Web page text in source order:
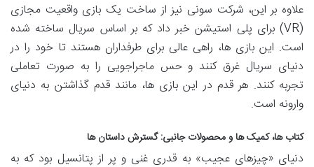
علاوه بر این، شرکت سونی نیز از ساخت یک بازی واقعیت مجازی
(VR) برای پلی استیشن خبر داد که بر اساس سریال ساخته شده
است. این بازی ها، راهی عالی برای طرفداران هستند تا خود را در
دنیای سریال غرق کنند و حس ماجراجویی را به صورت تعاملی
تجربه کنند. هر قدم در این بازی ها، مانند قدم گذاشتن به دنیای
وارونه است.
کتاب ها، کمیک ها و محصولات جانبی: گسترش داستان ها
دنیای «چیزهای عجیب» به قدری غنی و پر از پتانسیل بود که به